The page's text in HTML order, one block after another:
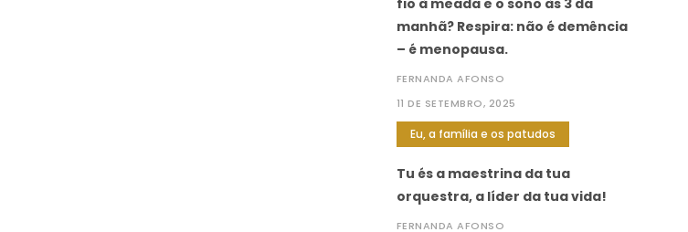
manhã? Respira: não é demência
– é menopausa.
FERNANDA AFONSO
11 DE SETEMBRO, 2025
Eu, a família e os patudos
Tu és a maestrina da tua
orquestra, a líder da tua vida!
FERNANDA AFONSO